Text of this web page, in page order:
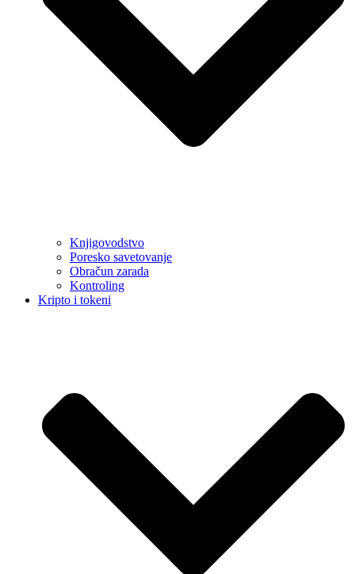
Knjigovodstvo
Poresko savetovanje
Obračun zarada
Kontroling
Kripto i tokeni